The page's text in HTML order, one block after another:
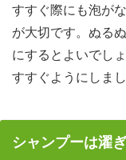
すすぐ際にも泡が
が大切です。ぬる
にするとよいでし
すすぐようにしまし
シャンプーは濯